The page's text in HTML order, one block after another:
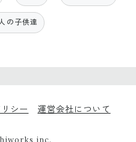
の子供達
シー 運営会社について
inc.